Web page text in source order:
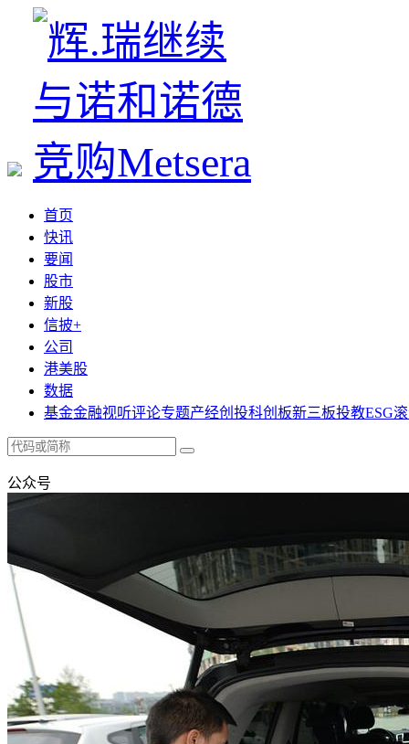
首页
快讯
要闻
股市
新股
信披+
公司
港美股
数据
基金金融视听评论专题产经创投科创板新三板投教ESG
公众号